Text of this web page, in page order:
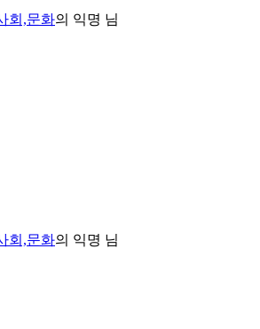
회,문화의 익명 님
회,문화의 익명 님